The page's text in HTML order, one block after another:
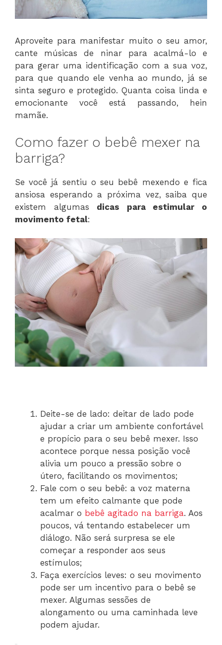
Aproveite para manifestar muito o seu amor,
cante músicas de ninar para acalmá-lo e
para gerar uma identificação com a sua voz,
para que quando ele venha ao mundo, já se
sinta seguro e protegido. Quanta coisa linda e
emocionante você está passando, hein
mamãe.
Como fazer o bebê mexer na
barriga?
Se você já sentiu o seu bebê mexendo e fica
ansiosa esperando a próxima vez, saiba que
existem algumas dicas para estimular o
movimento fetal:
Deite-se de lado: deitar de lado pode
ajudar a criar um ambiente confortável
e propício para o seu bebê mexer. Isso
acontece porque nessa posição você
alivia um pouco a pressão sobre o
útero, facilitando os movimentos;
Fale com o seu bebê: a voz materna
tem um efeito calmante que pode
acalmar o bebê agitado na barriga. Aos
poucos, vá tentando estabelecer um
diálogo. Não será surpresa se ele
começar a responder aos seus
estímulos;
Faça exercícios leves: o seu movimento
pode ser um incentivo para o bebê se
mexer. Algumas sessões de
alongamento ou uma caminhada leve
podem ajudar.